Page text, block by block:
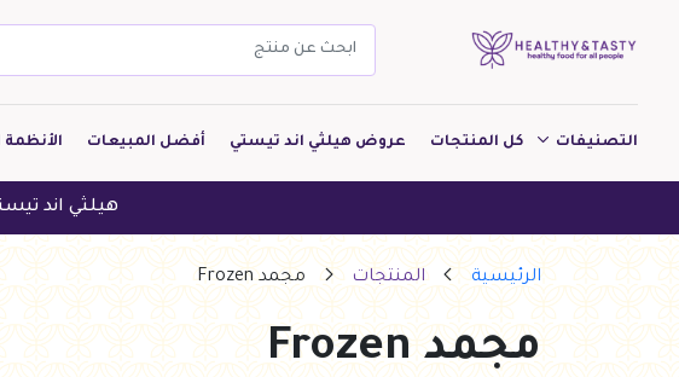
التصنيفات
مخبوزات
معجنات Pastry
بقالة
كل المنتجات عروض هيلثي اند تيستي أفضل المبيعات الأنظمة
منخفض
منخفض
النباتين
هيلثي اند تيستي هي علامة
الرئيسية المنتجات مجمد Frozen
مجمد Frozen